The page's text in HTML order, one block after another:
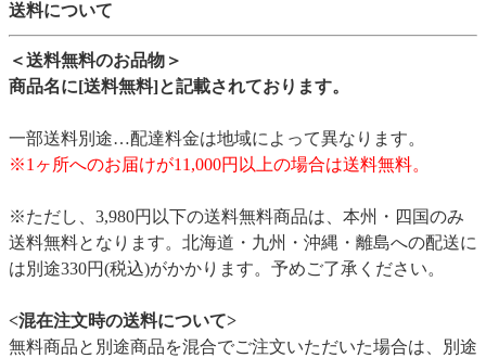
送料について
＜送料無料のお品物＞
商品名に[送料無料]と記載されております。
一部送料別途…配達料金は地域によって異なります。
※1ヶ所へのお届けが11,000円以上の場合は送料無料。
※ただし、3,980円以下の送料無料商品は、本州・四国のみ
送料無料となります。北海道・九州・沖縄・離島への配送に
は別途330円(税込)がかかります。予めご了承ください。
<混在注文時の送料について>
無料商品と別途商品を混合でご注文いただいた場合は、別途